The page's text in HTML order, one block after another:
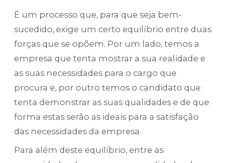
É um processo que, para que seja bem-
sucedido, exige um certo equilíbrio entre duas
forças que se opõem. Por um lado, temos a
empresa que tenta mostrar a sua realidade e
as suas necessidades para o cargo que
procura e, por outro temos o candidato que
tenta demonstrar as suas qualidades e de que
forma estas serão as ideais para a satisfação
das necessidades da empresa.
Para além deste equilíbrio, entre as